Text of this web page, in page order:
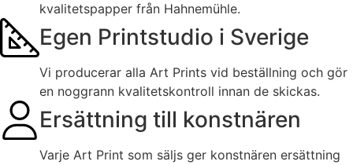
kvalitetspapper från Hahnemühle.
Egen Printstudio i Sverige
Vi producerar alla Art Prints vid beställning och gör
en noggrann kvalitetskontroll innan de skickas.
Ersättning till konstnären
Varje Art Print som säljs ger konstnären ersättning